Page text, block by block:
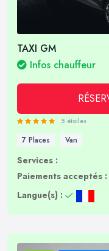
TAXI GM
Infos chauffeur
5 étoiles
7 Places Van
Services :
Paiements acceptés :
Langue(s) :